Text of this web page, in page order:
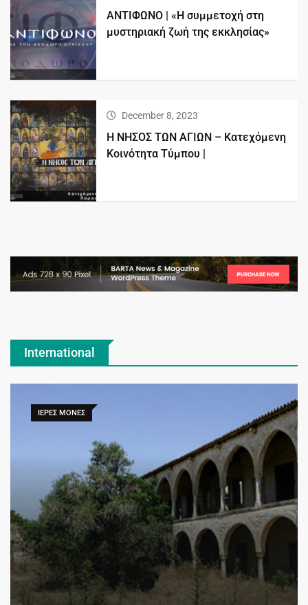
ΑΝΤΙΦΩΝΟ | «Η συμμετοχή στη
μυστηριακή ζωή της εκκλησίας»
December 8, 2023
Η ΝΗΣΟΣ ΤΩΝ ΑΓΙΩΝ – Κατεχόμενη
Κοινότητα Τύμπου |
International
ΙΕΡΕΣ ΜΟΝΕΣ